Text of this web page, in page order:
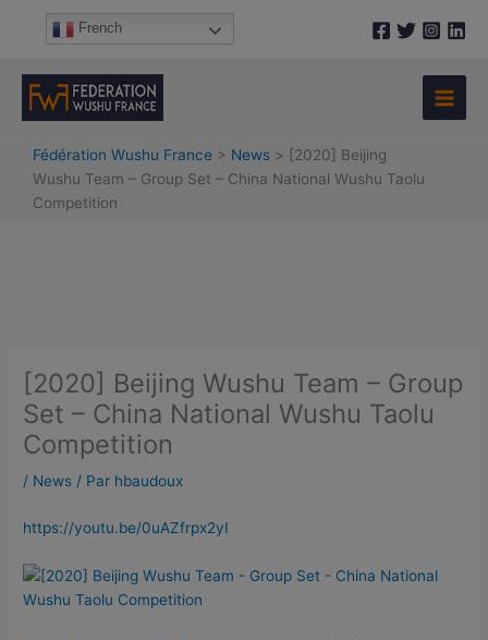
French
Fédération Wushu France > News > [2020] Beijing
Wushu Team – Group Set – China National Wushu Taolu
Competition
[2020] Beijing Wushu Team – Group
Set – China National Wushu Taolu
Competition
/ News / Par hbaudoux
https://youtu.be/0uAZfrpx2yI
c